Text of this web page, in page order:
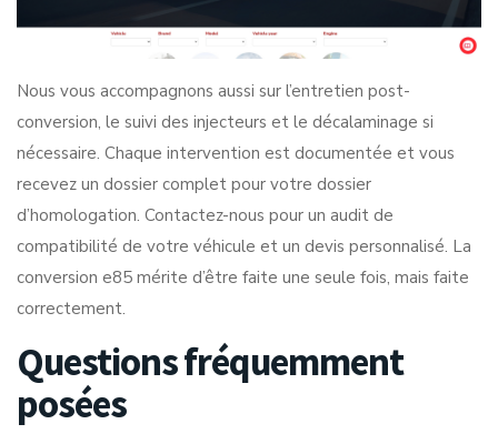
Nous vous accompagnons aussi sur l’entretien post-
conversion, le suivi des injecteurs et le décalaminage si
nécessaire. Chaque intervention est documentée et vous
recevez un dossier complet pour votre dossier
d’homologation. Contactez-nous pour un audit de
compatibilité de votre véhicule et un devis personnalisé. La
conversion e85 mérite d’être faite une seule fois, mais faite
correctement.
Questions fréquemment
posées